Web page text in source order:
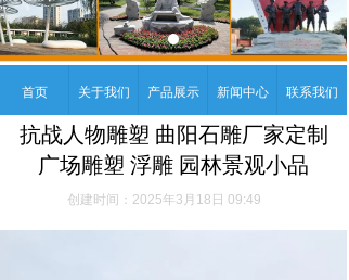
抗战人物雕塑 曲阳石雕厂家定制
广场雕塑 浮雕 园林景观小品
创建时间： 2025年3月18日 09:49
首页 关于我们 产品展示 新闻中心 联系我们